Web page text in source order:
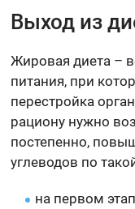
Выход из
Жировая диета –
питания, при
перестройка
рациону нужно
постепенно,
углеводов по
на первом